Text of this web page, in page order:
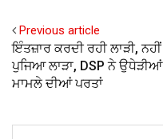
Previous article
ਇੰਤਜ਼ਾਰ ਕਰਦੀ ਰਹੀ ਲਾੜੀ, ਨਹੀਂ
ਪੁਜਿਆ ਲਾੜਾ, DSP ਨੇ ਉਧੇੜੀਆਂ
ਮਾਮਲੇ ਦੀਆਂ ਪਰਤਾਂ